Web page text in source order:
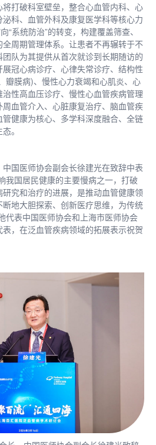
将打破科室壁垒，整合心血管内科、心
科、血管外科及康复医学科等核心力
“系统防治”的转变，构建覆盖筛查、
周期管理体系。让患者不再辗转于不
队为其提供从首次就诊到长期随访的
冠心病诊疗、心律失常诊疗、结构性
瓣膜病)、慢性心力衰竭和心肌炎、心
性高血压诊疗、慢性心血管疾病管理
血管介入、心脏康复治疗、脑血管疾
健康为核心、多学科深度融合、全链
。
中国医师协会副会长徐建光在致辞中表
我国居民健康的主要慢病之一，打破
究和治疗的进展，是推动血管健康领
地大胆探索、创新医疗思维，为传统
代表中国医师协会和上海市医师协会
，在泛血管疾病领域的拓展表示祝贺